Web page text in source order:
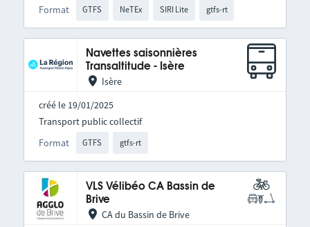
Format GTFS NeTEx SIRI Lite gtfs-rt
Navettes saisonnières
Transaltitude - Isère
Isère
créé le 19/01/2025
Format GTFS gtfs-rt
Transport public collectif
VLS Vélibéo CA Bassin de
Brive
CA du Bassin de Brive